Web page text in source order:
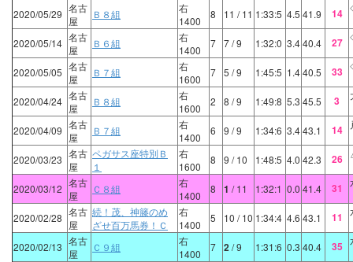
2020/05/29 名古
屋
Ｂ８組
右
1400
8 11 / 11 1:33:5 4.5 41.9 14
2020/05/14 名古
屋
Ｂ６組
右
1400
7 7/ 9 1:32:0 3.440.4 27
2020/05/05 名古
屋
Ｂ７組
右
1600
7 5 / 9 1:45:5 1.440.5 33
2020/04/24 名古
屋
Ｂ８組
右
1600
2 8 / 9 1:49:8 5.3 45.5 3
2020/04/09 名古
屋
Ｂ７組
右
1400
6 9 / 9 1:34:6 3.443.1 14
2020/03/23 名古
屋
ペガサス座特別Ｂ
１
右
1600
8 9 / 10 1:48:5 4.0 42.3 26
2020/03/12 名古
屋
Ｃ８組
右
1400
8 1 / 11 1:32:1 0.0 41.4 31
2020/02/28 名古
屋
続！茂、神籐のめ
ざせ百万馬券！Ｃ
右
1400
5 10 / 10 1:34:4 4.6 43.1 11
2020/02/13 名古
屋
Ｃ９組
右
1400
7 2/ 9 1:31:6 0.3 40.4 35